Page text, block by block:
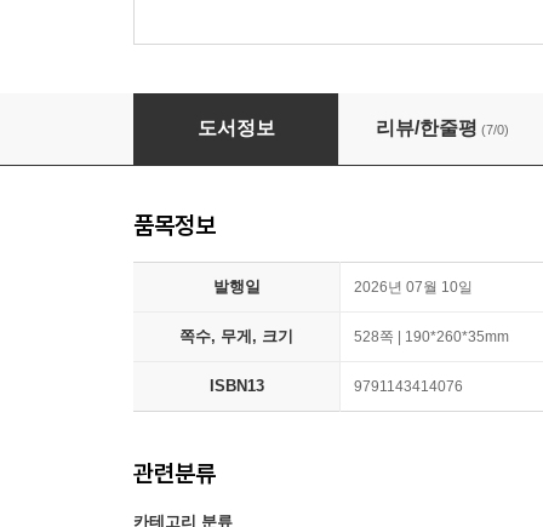
2027 시대에듀 나무의사 필기 기출문제해설 한
도서정보 리뷰/한줄평 (7/0)
품목정보
발행일 2026년 07월 10일
쪽수, 무게, 크기 528쪽 | 190*260*35mm
ISBN13 9791143414076
관련분류
카테고리 분류